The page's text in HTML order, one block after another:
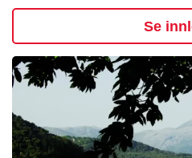
Se